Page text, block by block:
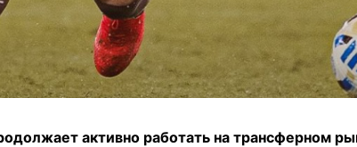
активно работать на трансферном